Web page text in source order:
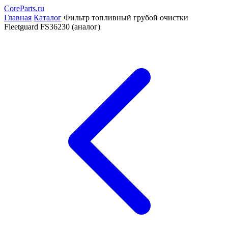
CoreParts.ru
Главная Каталог Фильтр топливный грубой очистки
Fleetguard FS36230 (аналог)